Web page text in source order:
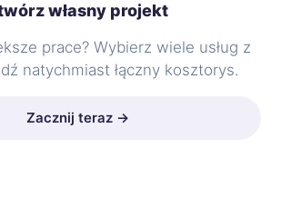
własny projekt
prace? Wybierz wiele usług z
natychmiast łączny kosztorys.
Zacznij teraz →